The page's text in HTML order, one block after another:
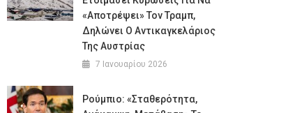
«αποτρέψει» Τον Τραμπ,
Δηλώνει Ο Αντικαγκελάριος
Της Αυστρίας
7 Ιανουαρίου 2026
Ρούμπιο: «Σταθερότητα,